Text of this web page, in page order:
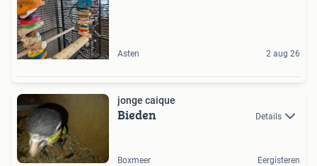
Asten 2 aug 26
jonge caique
Bieden Details
Boxmeer Eergisteren